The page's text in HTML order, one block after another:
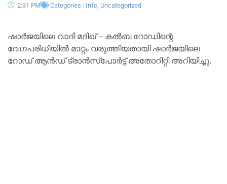
2:31 PM
Categories : Info Uncategorized
ഷാർജയിലെ വാദി മദിഖ് – കൽബ റോഡിന്റെ
വേഗപരിധിയിൽ മാറ്റം വരുത്തിയതായി ഷാർജയിലെ
റോഡ് ആൻഡ് ട്രാൻസ്‌പോർട്ട് അതോറിറ്റി അറിയിച്ചു.